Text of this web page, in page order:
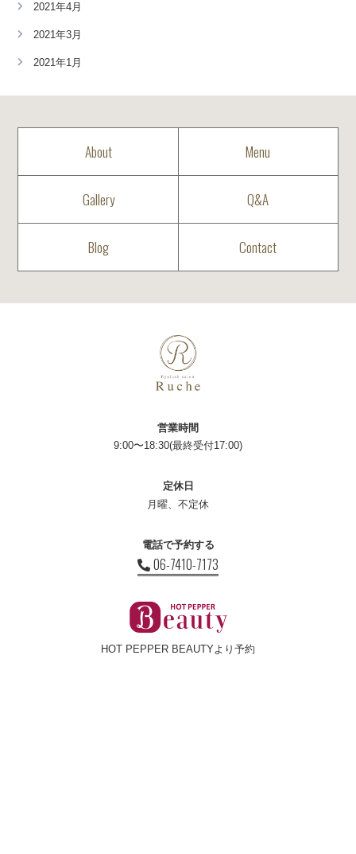
2021年4月
2021年3月
2021年1月
About Menu
Gallery Q&A
Blog Contact
営業時間
9:00〜18:30(最終受付17:00)
定休日
月曜、不定休
電話で予約する
06-7410-7173
HOT PEPPER BEAUTYより予約